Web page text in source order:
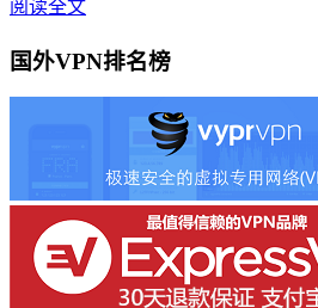
阅读全文
国外VPN排名榜